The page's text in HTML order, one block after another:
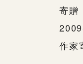
寄贈
作家